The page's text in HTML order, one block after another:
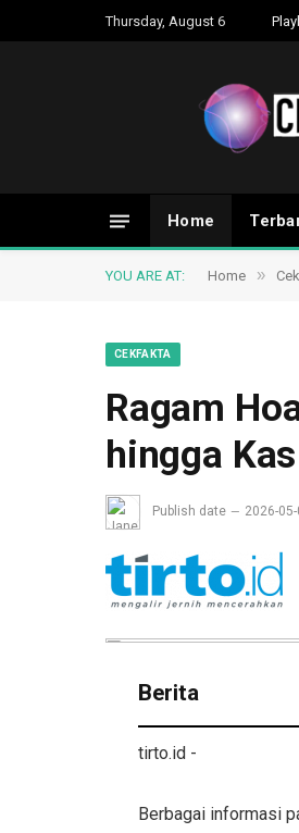
Thursday, August 6
Home
YOU ARE AT: Home »
CEKFAKTA
Ragam
hingga
Publish date 2026-
Berita
tirto.id -
Berbagai informasi